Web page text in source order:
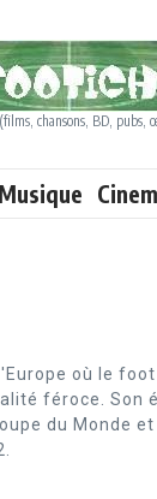
chansons, BD, pubs,
Musique
où le
féroce. Son
du Monde